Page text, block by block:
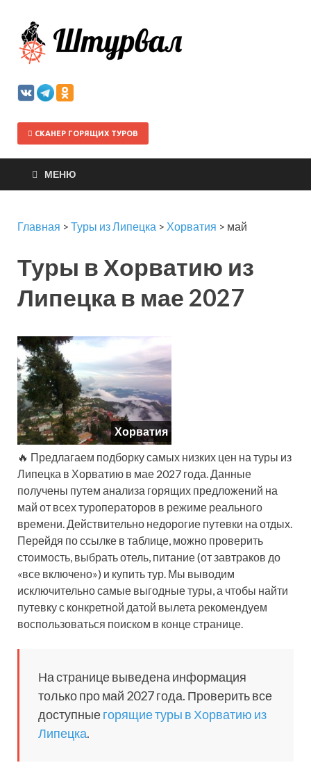
СКАНЕР ГОРЯЩИХ ТУРОВ
МЕНЮ
Главная > Туры из Липецка > Хорватия > май
Туры в Хорватию из
Липецка в мае 2027
Хорватия
🔥 Предлагаем подборку самых низких цен на туры из
Липецка в Хорватию в мае 2027 года. Данные
получены путем анализа горящих предложений на
май от всех туроператоров в режиме реального
времени. Действительно недорогие путевки на отдых.
Перейдя по ссылке в таблице, можно проверить
стоимость, выбрать отель, питание (от завтраков до
«все включено») и купить тур. Мы выводим
исключительно самые выгодные туры, а чтобы найти
путевку с конкретной датой вылета рекомендуем
воспользоваться поиском в конце странице.
На странице выведена информация
только про май 2027 года. Проверить все
доступныегорящие туры в Хорватию из
Липецка.